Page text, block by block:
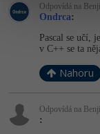
Odpovídá na
Ondrca:
Pascal se učí,
v C++ se ta
Nahoru
Odpovídá na
: